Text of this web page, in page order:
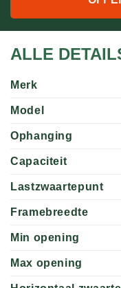
ALLE
Merk
Model
Ophanging
Capaciteit
Lastzwaartepunt
Framebreedte
Min opening
Max opening